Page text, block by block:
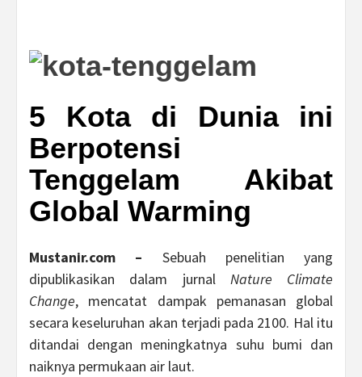
5 Kota di Dunia ini
Berpotensi
Tenggelam Akibat
Global Warming
Mustanir.com – Sebuah penelitian yang
dipublikasikan dalam jurnal Nature Climate
Change, mencatat dampak pemanasan global
secara keseluruhan akan terjadi pada 2100. Hal itu
ditandai dengan meningkatnya suhu bumi dan
naiknya permukaan air laut.